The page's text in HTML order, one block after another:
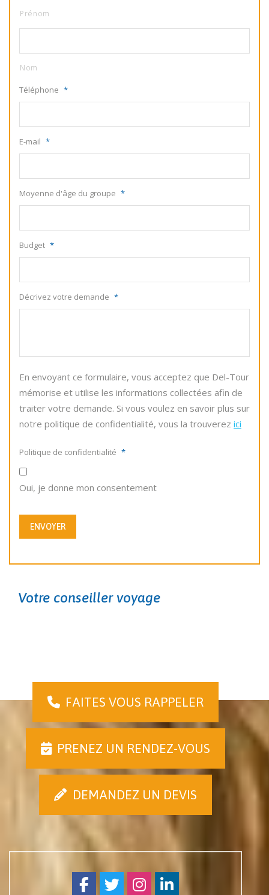
Prénom
Nom
Téléphone *
E-mail *
Moyenne d'âge du groupe *
Budget *
Décrivez votre demande *
En envoyant ce formulaire, vous acceptez que Del-Tour
mémorise et utilise les informations collectées afin de
traiter votre demande. Si vous voulez en savoir plus sur
notre politique de confidentialité, vous la trouverez ici
Politique de confidentialité *
Oui, je donne mon consentement
ENVOYER
Votre conseiller voyage
FAITES VOUS RAPPELER
PRENEZ UN RENDEZ-VOUS
DEMANDEZ UN DEVIS
Facebook
TwitterInstagram
Linkedin